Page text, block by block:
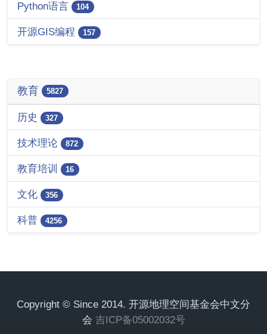
Python语言 104
开源GIS编程 157
教育 5827
历史 327
技术理论 872
教育培训 16
文化 356
科普 4256
Copyright © Since 2014. 开源地理空间基金会中文分
会 吉ICP备05002032号